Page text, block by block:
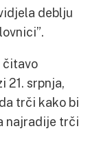
deblju
čitavo
21. srpnja,
trči kako bi
najradije trči